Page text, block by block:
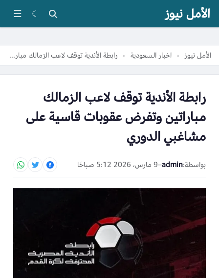
الأمل نيوز ☾
☰
الأمل نيوز » اخبار السعودية » رابطة الأندية توقف لاعب الزمالك مباراتين وتفرض عقوبات قاسية على مشاغبي الدوري
رابطة الأندية توقف لاعب الزمالك
مباراتين وتفرض عقوبات قاسية على
مشاغبي الدوري
بواسطة:admin
–9 مارس، 2026 5:12 صباحًا